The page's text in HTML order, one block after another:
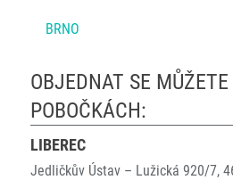
BRNO
OBJEDNAT SE
POBOČKÁCH:
LIBEREC
Jedličkův Ústav – Lužická 920/7,